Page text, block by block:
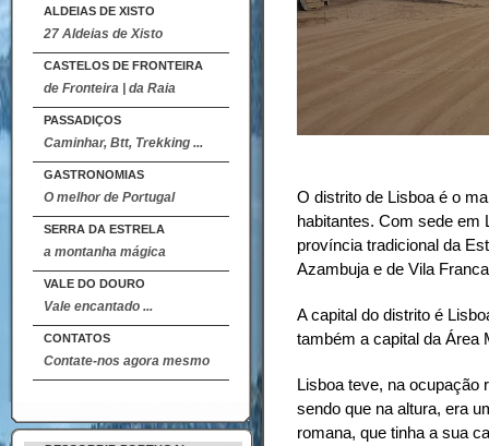
ALDEIAS DE XISTO
27 Aldeias de Xisto
CASTELOS DE FRONTEIRA
de Fronteira | da Raia
PASSADIÇOS
Caminhar, Btt, Trekking ...
GASTRONOMIAS
O melhor de Portugal
SERRA DA ESTRELA
a montanha mágica
VALE DO DOURO
Vale encantado ...
CONTATOS
Contate-nos agora mesmo
O distrito de Lisboa é o
habitantes. Com sede em
província tradicional da
Azambuja e de Vila
A capital do distrito é
também a capital da Área
Lisboa teve, na ocupação
sendo que na altura, era
romana, que tinha a sua